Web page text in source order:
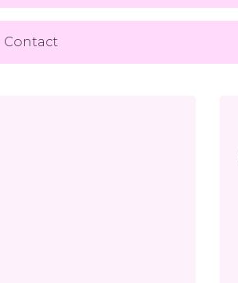
Contact